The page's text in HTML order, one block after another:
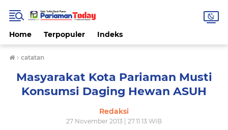
Home Terpopuler Indeks
› catatan
Masyarakat Kota Pariaman Musti
Konsumsi Daging Hewan ASUH
Redaksi
27 November 2013 | 27.11.13 WIB